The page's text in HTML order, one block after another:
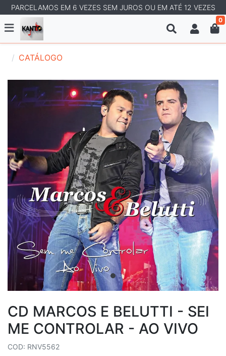
PARCELAMOS EM 6 VEZES SEM JUROS OU EM ATÉ 12 VEZES
0
CATÁLOGO
CD MARCOS E BELUTTI - SEI
ME CONTROLAR - AO VIVO
COD: RNV5562